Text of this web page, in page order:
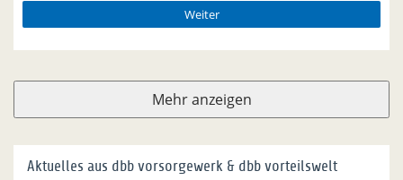
Weiter
Mehr anzeigen
Aktuelles aus dbb vorsorgewerk & dbb vorteilswelt